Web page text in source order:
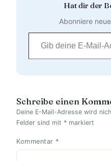
Hat dir der
Abonniere
Gib deine E-Mail-Adresse ein …
Schreibe einen
Deine E-Mail-Adresse wird
Felder sind mit * markiert
Kommentar *